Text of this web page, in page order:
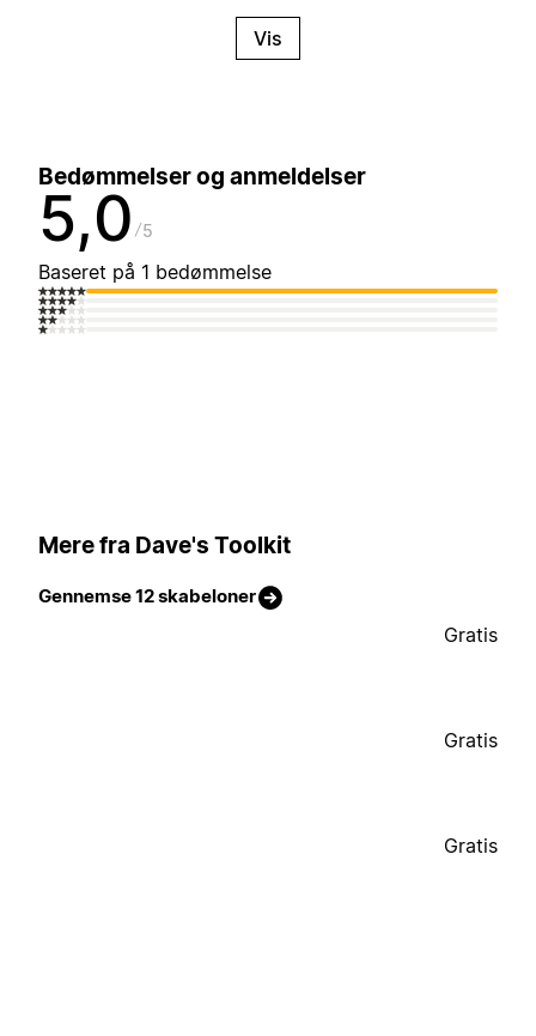
Vis
Bedømmelser og anmeldelser
5,0 5
Baseret på 1 bedømmelse
Mere fra Dave's Toolkit
Gennemse 12 skabeloner
Gratis
Gratis
Gratis